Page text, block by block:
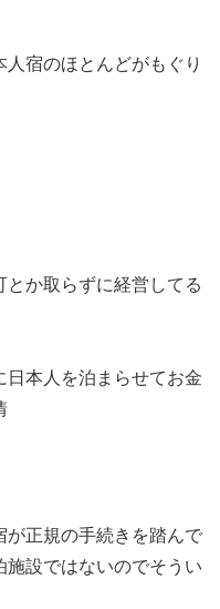
宿のほとんどがもぐり
か取らずに経営してる
本人を泊まらせてお金
が正規の手続きを踏んで
設ではないのでそうい